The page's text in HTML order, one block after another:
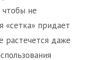
чтобы не
«сетка» придает
растечется даже